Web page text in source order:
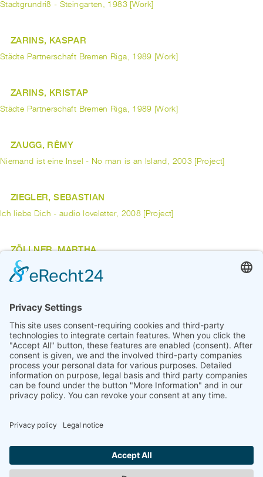
Stadtgrundriß - Steingarten, 1983 [Work]
ZARINS, KASPAR
Städte Partnerschaft Bremen Riga, 1989 [Work]
ZARINS, KRISTAP
Städte Partnerschaft Bremen Riga, 1989 [Work]
ZAUGG, RÉMY
Niemand ist eine Insel - No man is an Island, 2003 [Project]
ZIEGLER, SEBASTIAN
Ich liebe Dich - audio loveletter, 2008 [Project]
ZÖLLNER, MARTHA
Skulptur im öffentlichen Raum, 1981 [Project]
ZZOT, KÜNSTLERGRUPPE
previous
1
...
8
9
10
13
16